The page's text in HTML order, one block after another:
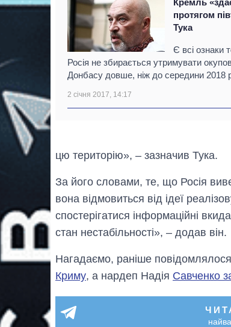
протягом
Тука
Є всі ознаки
Росія не збирається утримувати
Донбасу довше, ніж до середини 2018
2 січня 2017, 14:17
цю територію», – зазначив Тука.
За його словами, те, що Росія
вона відмовиться від ідеї
спостерігатися інформаційні
стан нестабільності», – додав він.
Нагадаємо, раніше
Криму, а нардеп Надія Савченко